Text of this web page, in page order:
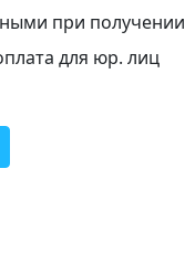
при получении
для юр. лиц